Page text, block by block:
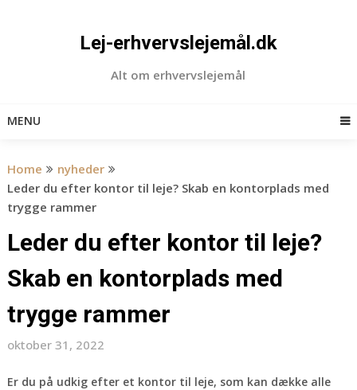
Lej-erhvervslejemål.dk
Alt om erhvervslejemål
MENU
Home
nyheder
Leder du efter kontor til leje? Skab en kontorplads med
trygge rammer
Leder du efter kontor til leje?
Skab en kontorplads med
trygge rammer
oktober 31, 2022
Er du på udkig efter et kontor til leje, som kan dække alle